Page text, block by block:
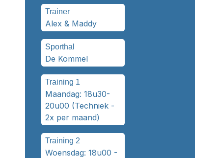
Trainer
Alex & Maddy
Sporthal
De Kommel
Training 1
Maandag: 18u30-
20u00 (Techniek -
2x per maand)
Training 2
Woensdag: 18u00 -